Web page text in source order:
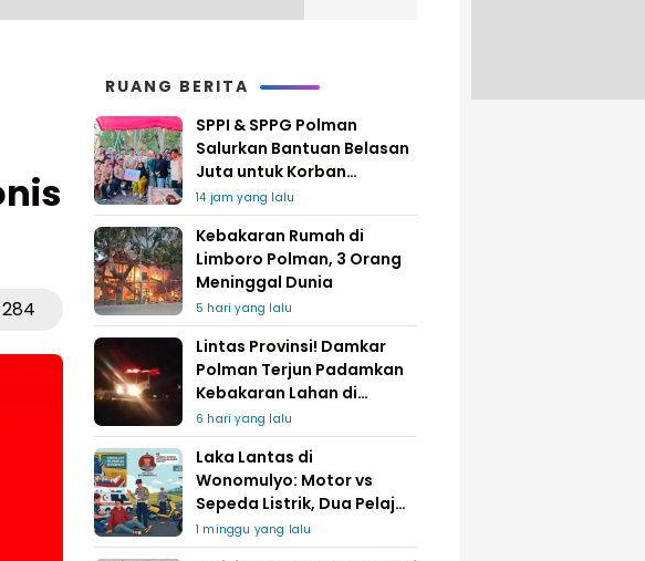
284
RUANG BERITA
SPPI & SPPG Polman
Salurkan Bantuan Belasan
Juta untuk Korban
Kebakaran di Limboro
14 jam yang lalu
Kebakaran Rumah di
Limboro Polman, 3 Orang
Meninggal Dunia
5 hari yang lalu
Lintas Provinsi! Damkar
Polman Terjun Padamkan
Kebakaran Lahan di
Pinrang
6 hari yang lalu
Laka Lantas di
Wonomulyo: Motor vs
Sepeda Listrik, Dua Pelajar
Dilarikan ke Rumah Sakit
1 minggu yang lalu